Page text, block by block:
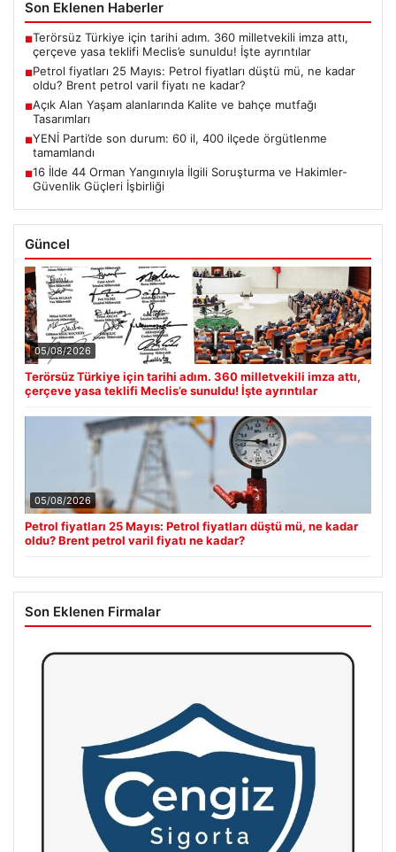
Son Eklenen Haberler
■Terörsüz Türkiye için tarihi adım. 360 milletvekili imza attı,
çerçeve yasa teklifi Meclis’e sunuldu! İşte ayrıntılar
■Petrol fiyatları 25 Mayıs: Petrol fiyatları düştü mü, ne kadar
oldu? Brent petrol varil fiyatı ne kadar?
■Açık Alan Yaşam alanlarında Kalite ve bahçe mutfağı
Tasarımları
■YENİ Parti’de son durum: 60 il, 400 ilçede örgütlenme
tamamlandı
■16 İlde 44 Orman Yangınıyla İlgili Soruşturma ve Hakimler-
Güvenlik Güçleri İşbirliği
Güncel
05/08/2026
Terörsüz Türkiye için tarihi adım. 360 milletvekili imza attı,
çerçeve yasa teklifi Meclis’e sunuldu! İşte ayrıntılar
05/08/2026
Petrol fiyatları 25 Mayıs: Petrol fiyatları düştü mü, ne kadar
oldu? Brent petrol varil fiyatı ne kadar?
Son Eklenen Firmalar